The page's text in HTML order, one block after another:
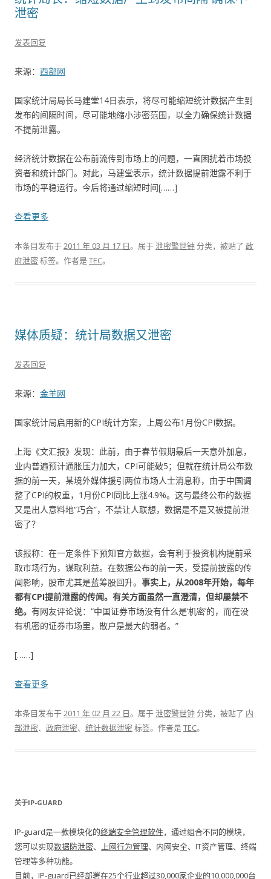
泄密
发表回复
来源： 西部网
国家统计局局长马建堂14日表示，将尽可能缩短统计数据产生到
发布的间隔时间，尽可能地缩小涉密范围，以全力确保统计数据
不提前泄露。
经济统计数据在公布前流传到市场上的问题，一直困扰着市场投
资者和统计部门。对此，马建堂表示，统计数据提前泄露不利于
市场的平稳运行。今后将通过缩短时间[……]
查看更多
本条目发布于2011 年 03 月 17 日。属于泄密警世钟 分类，被贴了 政
府泄密标签。 作者是TEC。
媒体质疑：统计局数据又泄密
发表回复
来源： 金羊网
国家统计局启用新的CPI统计方案，上周公布1月份CPI数据。
上海《文汇报》发现：此前，由于春节假期最后一天意外加息，
业内普遍预计通胀压力加大，CPI可能破5；但就在统计局公布数
据的前一天，某境外媒体援引两位市场人士消息称，由于中国调
整了CPI的权重，1月份CPI同比上涨4.9%。这与最终公布的数据
又是出人意料地“巧合”，不禁让人联想，数据是不是又被提前泄
密了？
该报称：在一定条件下预知官方数据，会有利于投资机构提前采
取市场行为，谋取利益。在数据公布的前一天，受提前披露的传
闻影响，股市尤其是蓝筹股回升。 事实上，从2008年开始，每年
都有CPI提前泄露的传闻。有关方面虽然一直澄清，但却屡禁不
绝。 有网友评论说：“中国证券市场没有什么是‘机密’的，而在没
有机密的证券市场里，散户是最大的弱者。”
[……]
查看更多
本条目发布于2011 年 02 月 22 日。属于泄密警世钟 分类，被贴了 内
部泄密、 政府泄密、 统计数据泄密标签。 作者是TEC。
关于IP-GUARD
IP-guard是一款模块化的终端安全管理软件，通过组合不同的模块，
您可以实现数据防泄密、 上网行为管理、内网安全、IT资产管理、终端
管理等多种功能。
目前，IP-guard已经部署在25个行业超过30,000家企业的10,000,000台